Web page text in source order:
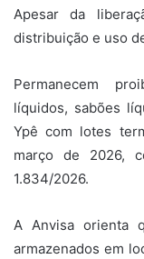
Apesar da
distribuição e uso
Permanecem
líquidos, sabões
Ypê com lotes
março de 2026,
1.834/2026.
A Anvisa orienta
armazenados em